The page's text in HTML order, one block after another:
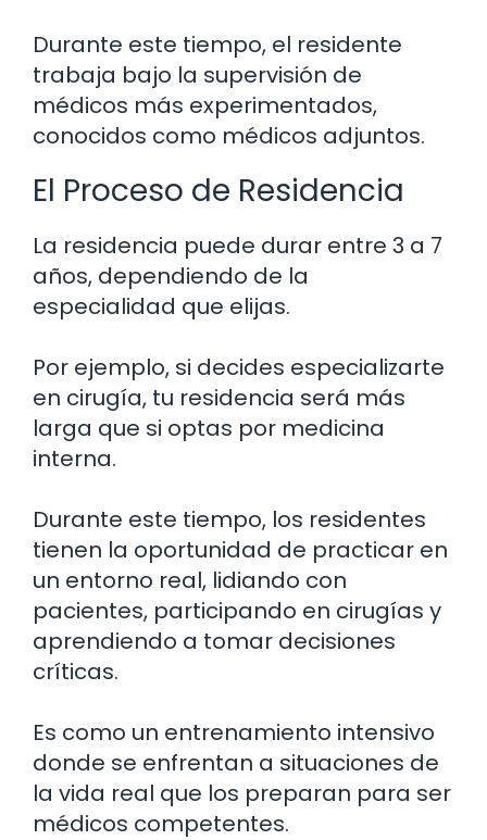
Durante este tiempo, el residente
trabaja bajo la supervisión de
médicos más experimentados,
conocidos como médicos adjuntos.
El Proceso de Residencia
La residencia puede durar entre 3 a 7
años, dependiendo de la
especialidad que elijas.
Por ejemplo, si decides especializarte
en cirugía, tu residencia será más
larga que si optas por medicina
interna.
Durante este tiempo, los residentes
tienen la oportunidad de practicar en
un entorno real, lidiando con
pacientes, participando en cirugías y
aprendiendo a tomar decisiones
críticas.
Es como un entrenamiento intensivo
donde se enfrentan a situaciones de
la vida real que los preparan para ser
médicos competentes.